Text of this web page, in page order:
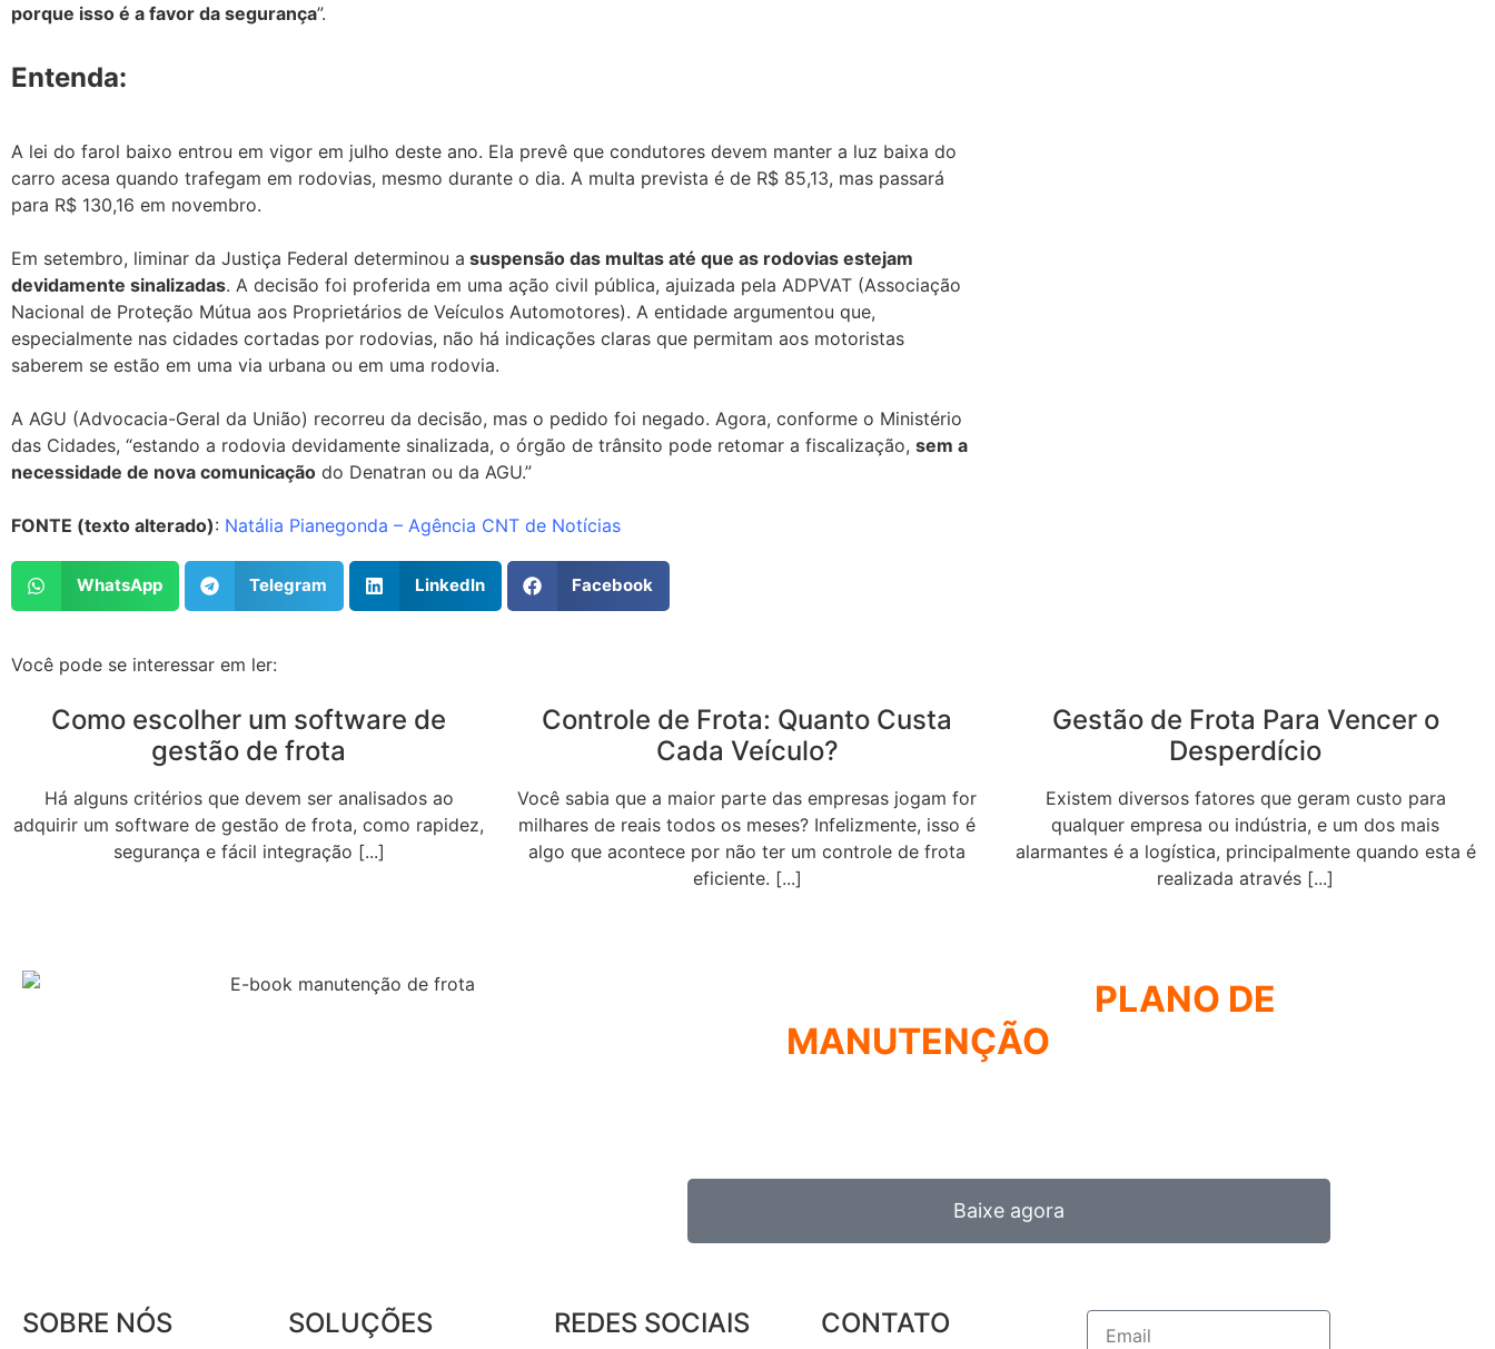
porque isso é a favor da segurança”.
Entenda:
A lei do farol baixo entrou em vigor em julho deste ano. Ela prevê que condutores devem manter a luz baixa do
carro acesa quando trafegam em rodovias, mesmo durante o dia. A multa prevista é de R$ 85,13, mas passará
para R$ 130,16 em novembro.
Em setembro, liminar da Justiça Federal determinou a suspensão das multas até que as rodovias estejam
devidamente sinalizadas. A decisão foi proferida em uma ação civil pública, ajuizada pela ADPVAT (Associação
Nacional de Proteção Mútua aos Proprietários de Veículos Automotores). A entidade argumentou que,
especialmente nas cidades cortadas por rodovias, não há indicações claras que permitam aos motoristas
saberem se estão em uma via urbana ou em uma rodovia.
A AGU (Advocacia-Geral da União) recorreu da decisão, mas o pedido foi negado. Agora, conforme o Ministério
das Cidades, “estando a rodovia devidamente sinalizada, o órgão de trânsito pode retomar a fiscalização, sem a
necessidade de nova comunicação do Denatran ou da AGU.”
FONTE (texto alterado): Natália Pianegonda – Agência CNT de Notícias
WhatsApp Telegram LinkedIn Facebook
Você pode se interessar em ler:
Como escolher um software de
gestão de frota
Há alguns critérios que devem ser analisados ao
adquirir um software de gestão de frota, como rapidez,
segurança e fácil integração [...]
Controle de Frota: Quanto Custa
Cada Veículo?
Você sabia que a maior parte das empresas jogam for
milhares de reais todos os meses? Infelizmente, isso é
algo que acontece por não ter um controle de frota
eficiente. [...]
Gestão de Frota Para Vencer o
Desperdício
Existem diversos fatores que geram custo para
qualquer empresa ou indústria, e um dos mais
alarmantes é a logística, principalmente quando esta é
realizada através [...]
PLANO DE
MANUTENÇÃO
Baixe agora
SOBRE NÓS SOLUÇÕES REDES SOCIAIS CONTATO